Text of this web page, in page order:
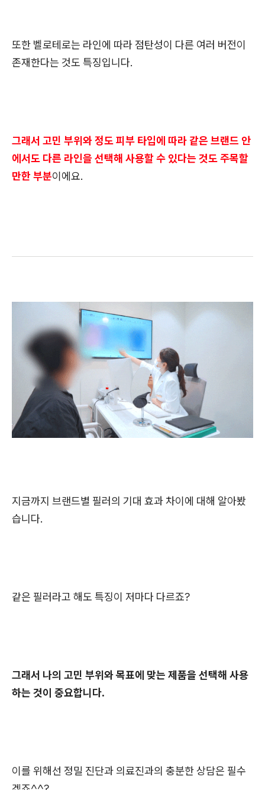
또한 벨로테로는 라인에 따라 점탄성이 다른 여러 버전이
존재한다는 것도 특징입니다.
그래서 고민 부위와 정도 피부 타입에 따라 같은 브랜드 안
에서도 다른 라인을 선택해 사용할 수 있다는 것도 주목할
만한 부분이에요.
지금까지 브랜드별 필러의 기대 효과 차이에 대해 알아봤
습니다.
같은 필러라고 해도 특징이 저마다 다르죠?
그래서 나의 고민 부위와 목표에 맞는 제품을 선택해 사용
하는 것이 중요합니다.
이를 위해선 정밀 진단과 의료진과의 충분한 상담은 필수